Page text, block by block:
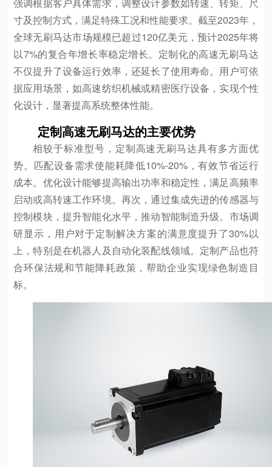
寸及控制方式，满足特殊工况和性能要求。截至2023年，
全球无刷马达市场规模已超过120亿美元，预计2025年将
以7%的复合年增长率稳定增长。定制化的高速无刷马达
不仅提升了设备运行效率，还延长了使用寿命。用户可依
据应用场景，如高速纺织机械或精密医疗设备，实现个性
化设计，显著提高系统整体性能。
定制高速无刷马达的主要优势
相较于标准型号，定制高速无刷马达具有多方面优
势。匹配设备需求使能耗降低10%-20%，有效节省运行
成本。优化设计能够提高输出功率和稳定性，满足高频率
启动或高转速工作环境。再次，通过集成先进的传感器与
控制模块，提升智能化水平，推动智能制造升级。市场调
研显示，用户对于定制解决方案的满意度提升了30%以
上，特别是在机器人及自动化装配线领域。定制产品也符
合环保法规和节能降耗政策，帮助企业实现绿色制造目
标。